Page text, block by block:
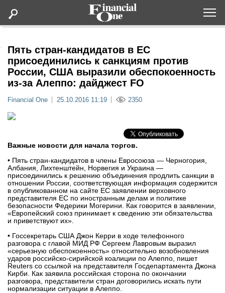
Статьи
Дайджесты
Новости
Интервью
вконтакте
телеграм
Стать автором
Вход
Пять стран-кандидатов в ЕС
присоединились к санкциям против
России, США выразили обеспокоенность
из-за Алеппо: дайджест FO
Financial One 25.10.2016 11:19 2350
Важные новости для начала торгов.
• Пять стран-кандидатов в члены Евросоюза — Черногория,
Албания, Лихтенштейн, Норвегия и Украина —
присоединились к решению объединения продлить санкции в
отношении России, соответствующая информация содержится
в опубликованном на сайте ЕС заявлении верховного
представителя ЕС по иностранным делам и политике
безопасности Федерики Могерини. Как говорится в заявлении,
«Европейский союз принимает к сведению эти обязательства
и приветствуют их».
• Госсекретарь США Джон Керри в ходе телефонного
разговора с главой МИД РФ Сергеем Лавровым выразил
«серьезную обеспокоенность» относительно возобновления
ударов российско-сирийской коалиции по Алеппо, пишет
Reuters со ссылкой на представителя Госдепартамента Джона
Кирби. Как заявила российская сторона по окончании
разговора, представители стран договорились искать пути
нормализации ситуации в Алеппо.